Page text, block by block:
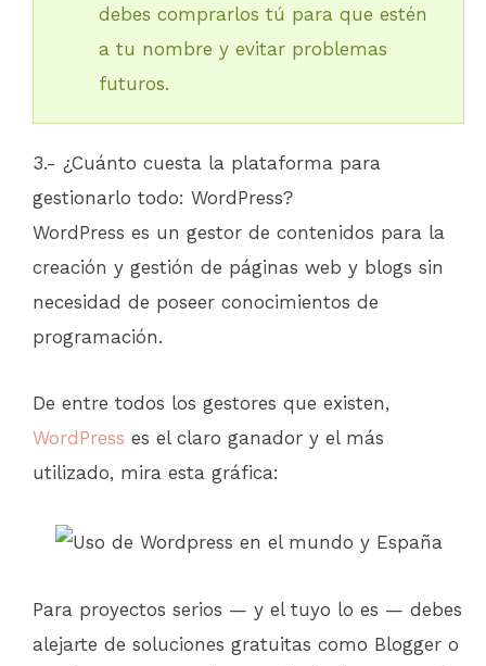
debes comprarlos tú para que estén
a tu nombre y evitar problemas
futuros.
3.- ¿Cuánto cuesta la plataforma para
gestionarlo todo: WordPress?
WordPress es un gestor de contenidos para la
creación y gestión de páginas web y blogs sin
necesidad de poseer conocimientos de
programación.
De entre todos los gestores que existen,
WordPress es el claro ganador y el más
utilizado, mira esta gráfica:
Para proyectos serios — y el tuyo lo es — debes
alejarte de soluciones gratuitas como Blogger o